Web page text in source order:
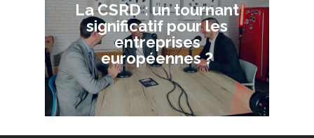
La CSRD : un tournant
significatif pour les
entreprises
européennes ?